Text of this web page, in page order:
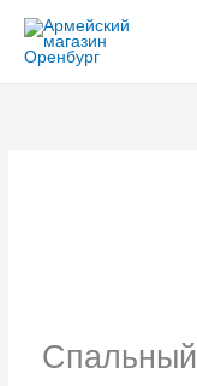
Перейти
содержимому